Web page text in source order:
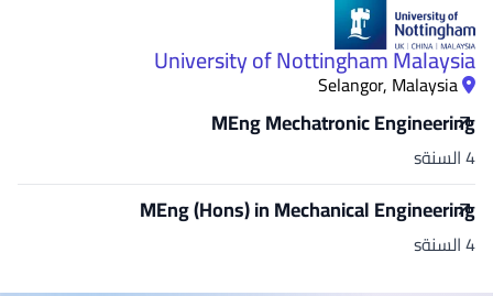
University of Nottingham Malaysia
Selangor, Malaysia
MEng Mechatronic Engineering
4 السنةs
MEng (Hons) in Mechanical Engineering
4 السنةs